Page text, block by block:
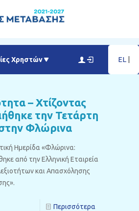
Χρηστών EL
– Χτίζοντας
την Τετάρτη
Φλώρινα
Ημερίδα «Φλώρινα:
από την Ελληνική Εταιρεία
και Απασχόλησης
Περισσότερα